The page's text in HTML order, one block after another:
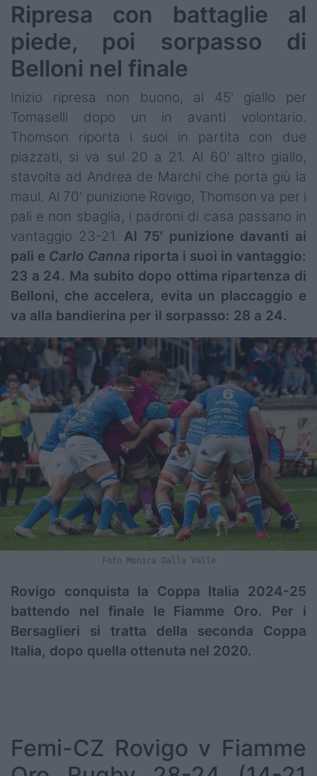
Ripresa con battaglie al
piede, poi sorpasso di
Belloni nel finale
Inizio ripresa non buono, al 45' giallo per
Tomaselli dopo un in avanti volontario.
Thomson riporta i suoi in partita con due
piazzati, si va sul 20 a 21. Al 60' altro giallo,
stavolta ad Andrea de Marchi che porta giù la
maul. Al 70' punizione Rovigo, Thomson va per i
pali e non sbaglia, i padroni di casa passano in
vantaggio 23-21. Al 75' punizione davanti ai
pali e Carlo Canna riporta i suoi in vantaggio:
23 a 24. Ma subito dopo ottima ripartenza di
Belloni, che accelera, evita un placcaggio e
va alla bandierina per il sorpasso: 28 a 24.
Foto Monica Dalla Valle
Rovigo conquista la Coppa Italia 2024-25
battendo nel finale le Fiamme Oro. Per i
Bersaglieri si tratta della seconda Coppa
Italia, dopo quella ottenuta nel 2020.
Femi-CZ Rovigo v Fiamme